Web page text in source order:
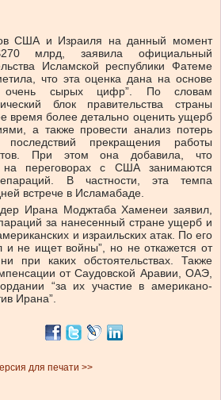
США и Израиля на данный момент
млрд, заявила официальный
Исламской республики Фатеме
что эта оценка дана на основе
очень сырых цифр”. По словам
блок правительства страны
время более детально оценить ущерб
а также провести анализ потерь
прекращения работы
При этом она добавила, что
на переговорах с США занимаются
В частности, эта темпа
встрече в Исламабаде.
Ирана Моджтаба Хаменеи заявил,
за нанесенный стране ущерб и
и израильских атак. По его
и не ищет войны”, но не откажется от
при каких обстоятельствах. Также
от Саудовской Аравии, ОАЭ,
“за их участие в американо-
Ирана”.
для печати >>